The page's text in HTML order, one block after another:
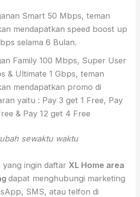
Smart 50 Mbps, teman
mendapatkan speed boost up
selama 6 Bulan.
Family 100 Mbps, Super User
& Ultimate 1 Gbps, teman
mendapatkan promo di
yaitu : Pay 3 get 1 Free, Pay
& Pay 12 get 4 Free
sewaktu waktu
yang ingin daftarXL Home area
dapat menghubungi marketing
SMS, atau telfon di